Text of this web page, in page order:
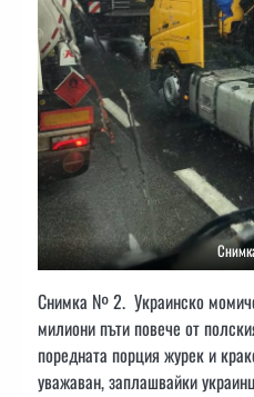
Снимка № 2. Украинско
милиони пъти повече от
поредната порция журек и
уважаван, заплашвайки